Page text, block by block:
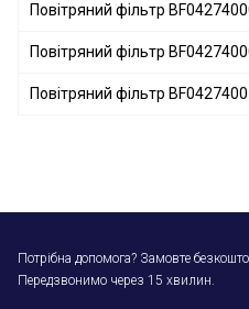
Повітряний фільтр
Повітряний фільтр
Повітряний фільтр
Потрібна допомога? Замовте
Передзвонимо через 15 хвилин.